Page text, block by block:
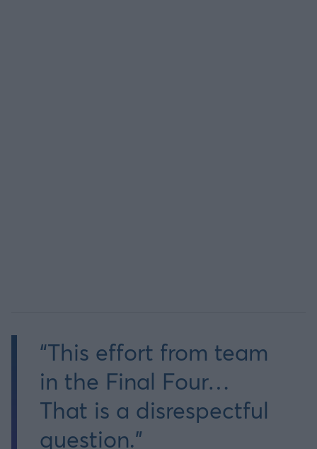
“This effort from team
in the Final Four…
That is a disrespectful
question.”